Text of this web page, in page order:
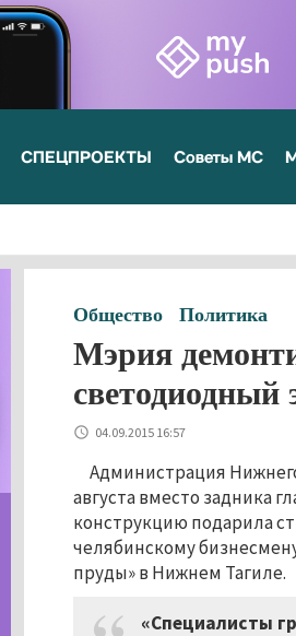
СПЕЦПРОЕКТЫ Советы МС
Общество Политика
Мэрия
светодиодный
04.09.2015 16:57
Администрация
августа вместо задника
конструкцию подарила
челябинскому
пруды» в Нижнем Тагиле.
«Специалисты